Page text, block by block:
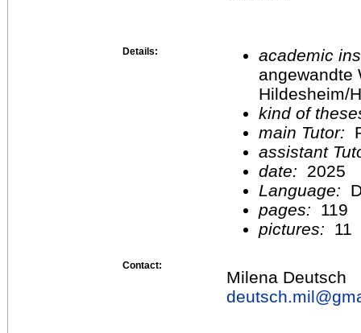
Details:
academic
angewandte
Hildesheim/
kind of
main Tutor:
assistant
date:
2025
Language:
pages:
119
pictures:
11
Contact:
Milena Deutsch
deutsch.mil@